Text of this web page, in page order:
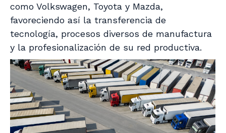
como Volkswagen, Toyota y Mazda,
favoreciendo así la transferencia de
tecnología, procesos diversos de manufactura
y la profesionalización de su red productiva.